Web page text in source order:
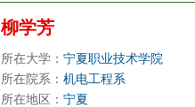
柳学芳
所在大学： 宁夏职业技术学院
所在院系： 机电工程系
所在地区： 宁夏